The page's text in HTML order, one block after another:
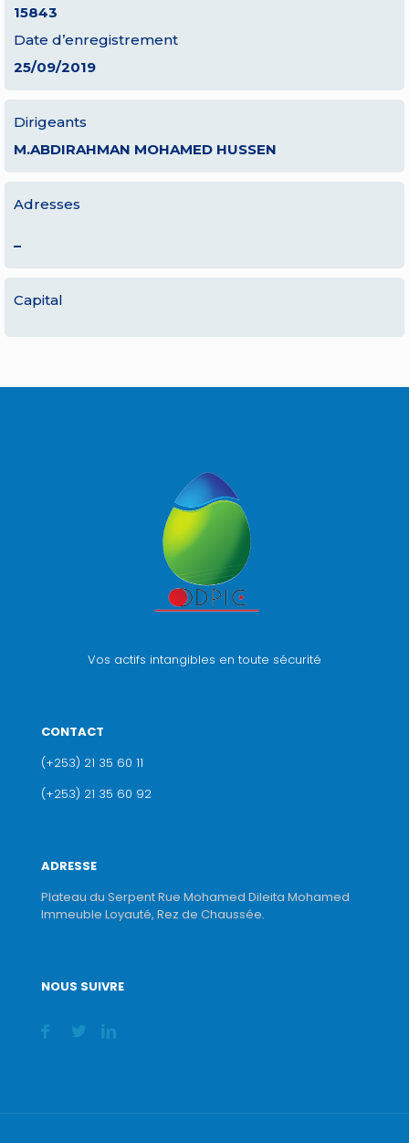
15843
Date d’enregistrement
25/09/2019
Dirigeants
M.ABDIRAHMAN MOHAMED HUSSEN
Adresses
–
Capital
Vos actifs intangibles en toute sécurité
CONTACT
(+253) 21 35 60 11
(+253) 21 35 60 92
ADRESSE
Plateau du Serpent Rue Mohamed Dileita Mohamed
Immeuble Loyauté, Rez de Chaussée.
NOUS SUIVRE